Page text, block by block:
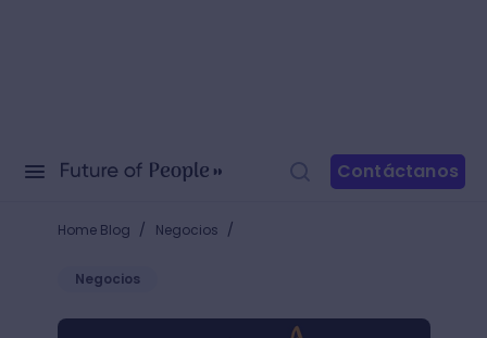
Contáctanos
Home Blog / Negocios /
Negocios
+20 herramientas de análisis de datos que